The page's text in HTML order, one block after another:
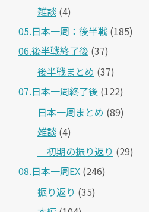
雑談 (4)
05.日本一周：後半戦 (185)
06.後半戦終了後 (37)
後半戦まとめ (37)
07.日本一周終了後 (122)
日本一周まとめ (89)
雑談 (4)
＿初期の振り返り (29)
08.日本一周EX (246)
振り返り (35)